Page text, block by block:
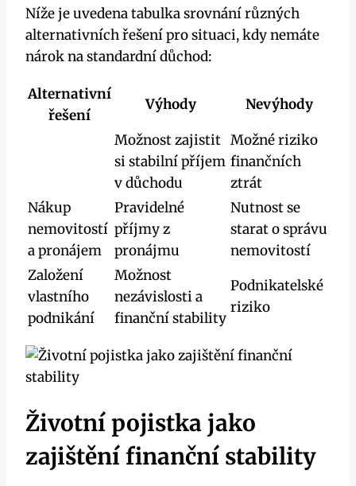
Níže je uvedena tabulka srovnání různých
alternativních řešení pro situaci, kdy nemáte
nárok na standardní důchod:
Alternativní
řešení
Výhody Nevýhody
Možnost zajistit
si stabilní příjem
v důchodu
Možné riziko
finančních
ztrát
Nákup
nemovitostí
a pronájem
Pravidelné
příjmy z
pronájmu
Nutnost se
starat o správu
nemovitostí
Založení
vlastního
podnikání
Možnost
nezávislosti a
finanční stability
Podnikatelské
riziko
Životní pojistka jako
zajištění finanční stability